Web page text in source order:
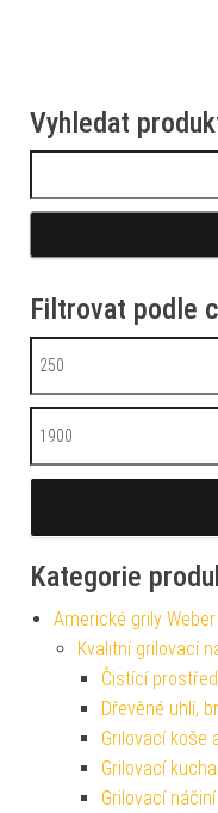
Vyhledat
Filtrovat podle
Minimální cena
Maximální cena
Kategorie
Americké grily Weber
Kvalitní grilovací
Čistící
Dřevěné uhlí,
Grilovací koše
Grilovací
Grilovací